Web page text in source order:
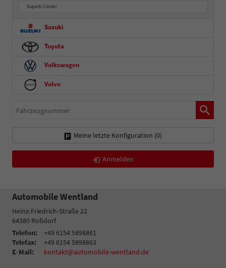
Superb Combi
Suzuki
Toyota
Volkswagen
Volvo
Fahrzeugnummer
Meine letzte Konfiguration (0)
Anmelden
Automobile Wentland
Heinz-Friedrich-Straße 22
64380 Roßdorf
Telefon:
+49 6154 5898861
Telefax:
+49 6154 5898863
E-Mail:
kontakt@automobile-wentland.de